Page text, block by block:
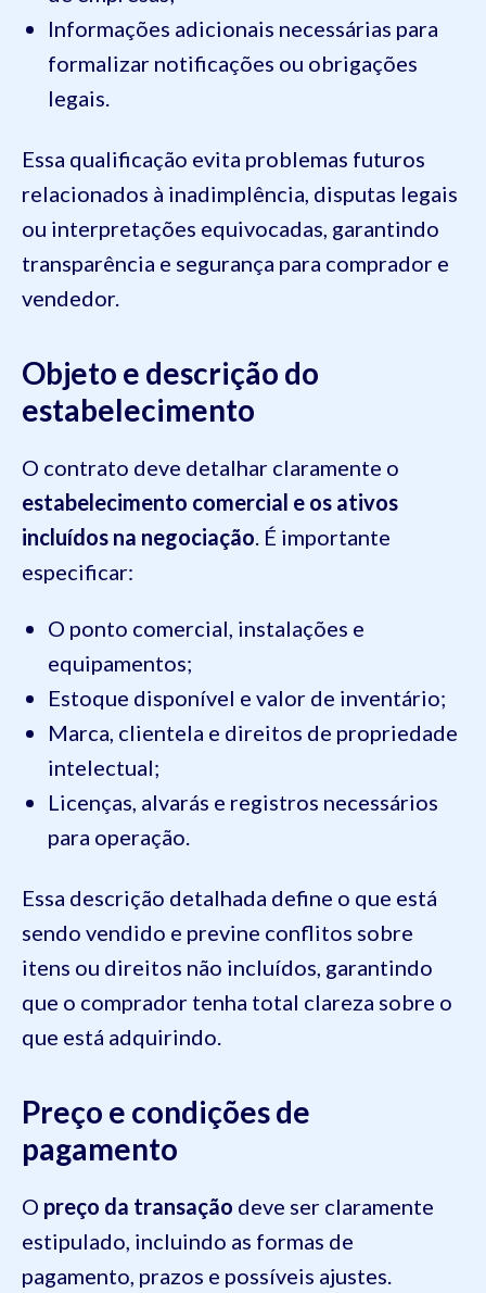
Informações adicionais necessárias para
formalizar notificações ou obrigações
legais.
Essa qualificação evita problemas futuros
relacionados à inadimplência, disputas legais
ou interpretações equivocadas, garantindo
transparência e segurança para comprador e
vendedor.
Objeto e descrição do
estabelecimento
O contrato deve detalhar claramente o
estabelecimento comercial e os ativos
incluídos na negociação . É importante
especificar:
O ponto comercial, instalações e
equipamentos;
Estoque disponível e valor de inventário;
Marca, clientela e direitos de propriedade
intelectual;
Licenças, alvarás e registros necessários
para operação.
Essa descrição detalhada define o que está
sendo vendido e previne conflitos sobre
itens ou direitos não incluídos, garantindo
que o comprador tenha total clareza sobre o
que está adquirindo.
Preço e condições de
pagamento
O preço da transação deve ser claramente
estipulado, incluindo as formas de
pagamento, prazos e possíveis ajustes.